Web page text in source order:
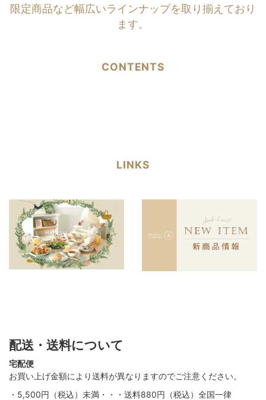
限定商品など幅広いラインナップを取り揃えており
ます。
CONTENTS
LINKS
配送・送料について
宅配便
お買い上げ金額により送料が異なりますのでご注意ください。
・5,500円（税込）未満・・・送料880円（税込）全国一律